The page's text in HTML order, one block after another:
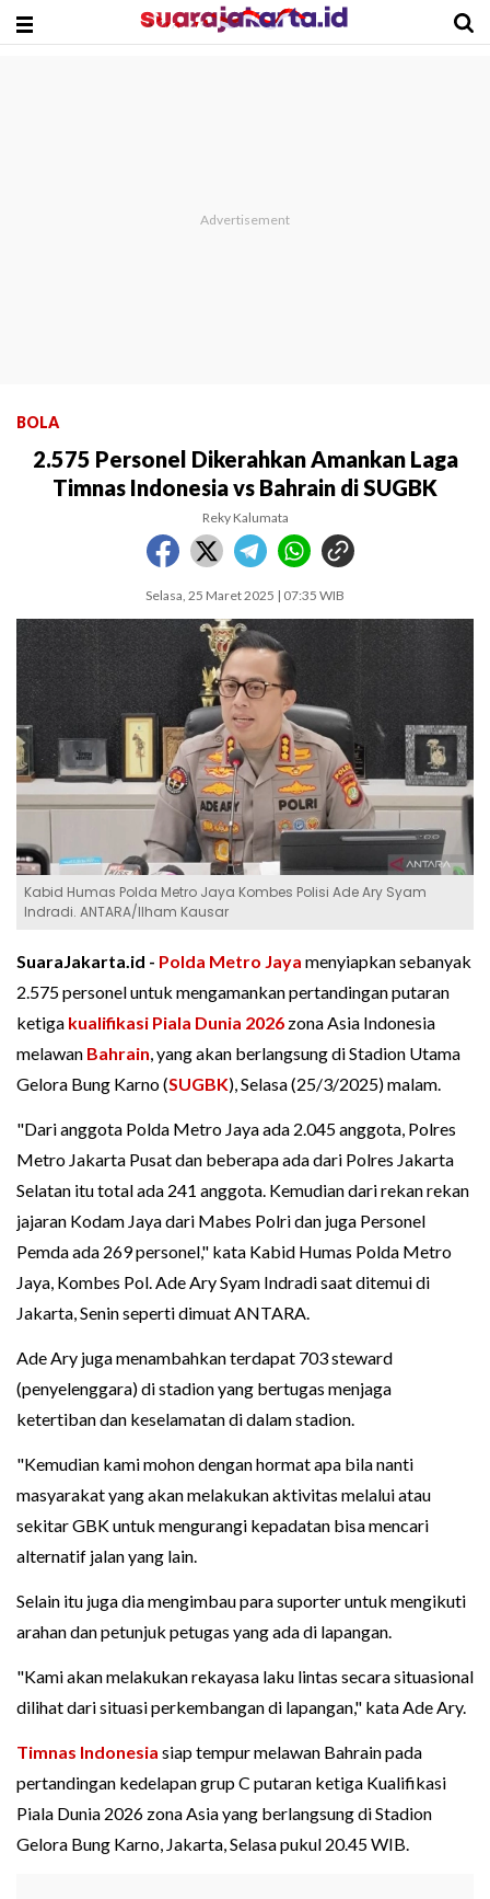
BOLA
2.575 Personel Dikerahkan Amankan Laga
Timnas Indonesia vs Bahrain di SUGBK
Reky Kalumata
Selasa, 25 Maret 2025 | 07:35 WIB
Kabid Humas Polda Metro Jaya Kombes Polisi Ade Ary Syam
Indradi. ANTARA/Ilham Kausar
SuaraJakarta.id - Polda Metro Jaya menyiapkan sebanyak
2.575 personel untuk mengamankan pertandingan putaran
ketiga kualifikasi Piala Dunia 2026 zona Asia Indonesia
melawan Bahrain, yang akan berlangsung di Stadion Utama
Gelora Bung Karno (SUGBK), Selasa (25/3/2025) malam.
"Dari anggota Polda Metro Jaya ada 2.045 anggota, Polres
Metro Jakarta Pusat dan beberapa ada dari Polres Jakarta
Selatan itu total ada 241 anggota. Kemudian dari rekan rekan
jajaran Kodam Jaya dari Mabes Polri dan juga Personel
Pemda ada 269 personel," kata Kabid Humas Polda Metro
Jaya, Kombes Pol. Ade Ary Syam Indradi saat ditemui di
Jakarta, Senin seperti dimuat ANTARA.
Ade Ary juga menambahkan terdapat 703 steward
(penyelenggara) di stadion yang bertugas menjaga
ketertiban dan keselamatan di dalam stadion.
"Kemudian kami mohon dengan hormat apa bila nanti
masyarakat yang akan melakukan aktivitas melalui atau
sekitar GBK untuk mengurangi kepadatan bisa mencari
alternatif jalan yang lain.
Selain itu juga dia mengimbau para suporter untuk mengikuti
arahan dan petunjuk petugas yang ada di lapangan.
"Kami akan melakukan rekayasa laku lintas secara situasional
dilihat dari situasi perkembangan di lapangan," kata Ade Ary.
Timnas Indonesia siap tempur melawan Bahrain pada
pertandingan kedelapan grup C putaran ketiga Kualifikasi
Piala Dunia 2026 zona Asia yang berlangsung di Stadion
Gelora Bung Karno, Jakarta, Selasa pukul 20.45 WIB.